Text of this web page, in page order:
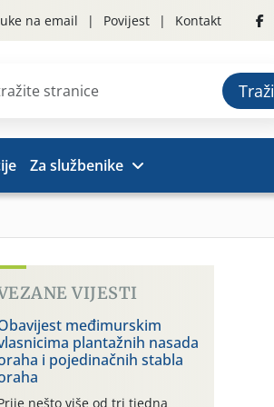
na email Povijest Kontakt
Traži
Za službenike
VIJESTI
međimurskim
plantažnih nasada
i pojedinačnih stabla
nešto više od tri tjedna